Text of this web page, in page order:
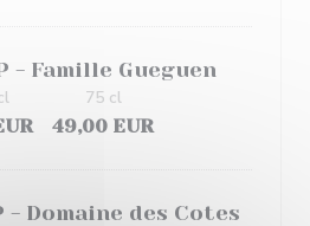
- Famille Gueguen
49,00 EUR
75 cl
- Domaine des Cotes